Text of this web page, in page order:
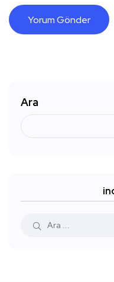
Ara